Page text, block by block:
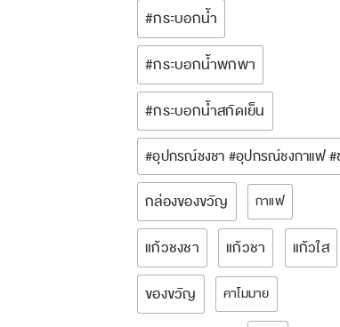
#กระบอกน้ำ
#กระบอกน้ำพกพา
#กระบอกน้ำสกัดเย็น
#อุปกรณ์ชงชา #อุปกรณ์ชงกาแฟ #
กล่องของขวัญ กาแฟ
แก้วชงชา แก้วชา
แก้วใส
ของขวัญ
คาโมมาย